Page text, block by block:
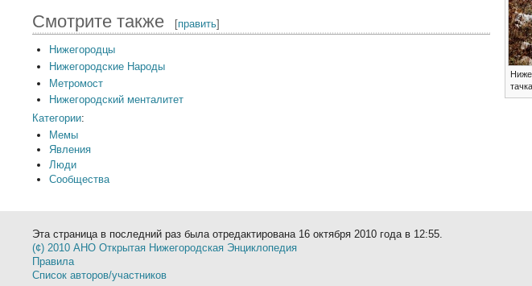
Смотрите также [править]
Нижегородцы
Нижегородские Народы
Метромост
Нижегородский менталитет
Категории:
Мемы
Явления
Люди
Сообщества
Эта страница в последний раз была отредактирована 16 октября 2010 года в 12:55.
(¢) 2010 АНО Открытая Нижегородская Энциклопедия
Правила
Список авторов/участников